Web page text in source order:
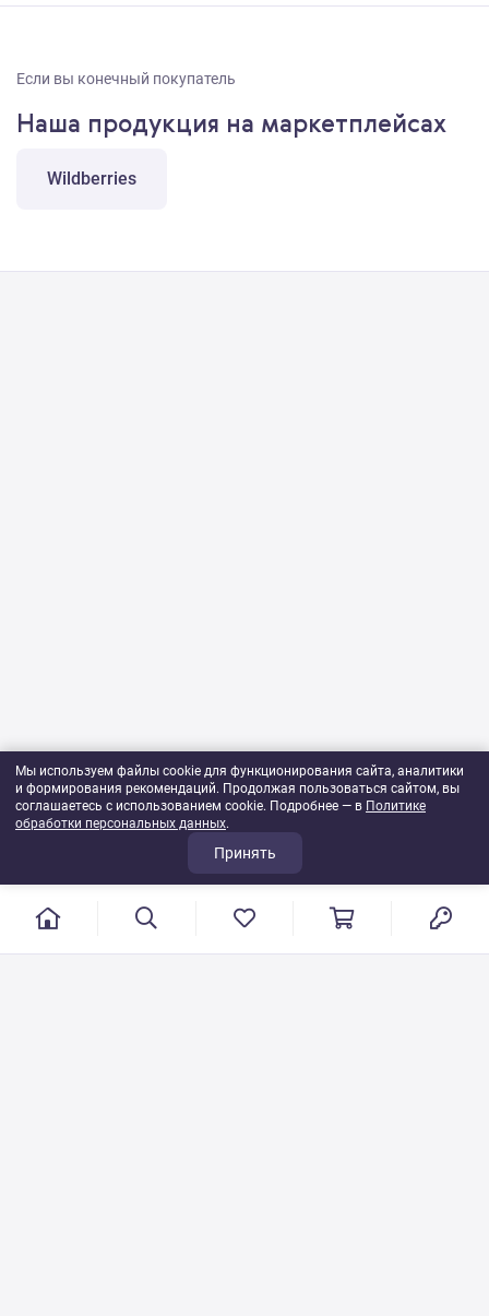
Если вы конечный покупатель
Наша продукция на маркетплейсах
Wildberries
Мы используем файлы cookie для функционирования сайта, аналитики
и формирования рекомендаций. Продолжая пользоваться сайтом, вы
соглашаетесь с использованием cookie. Подробнее — в Политике
обработки персональных данных.
Принять